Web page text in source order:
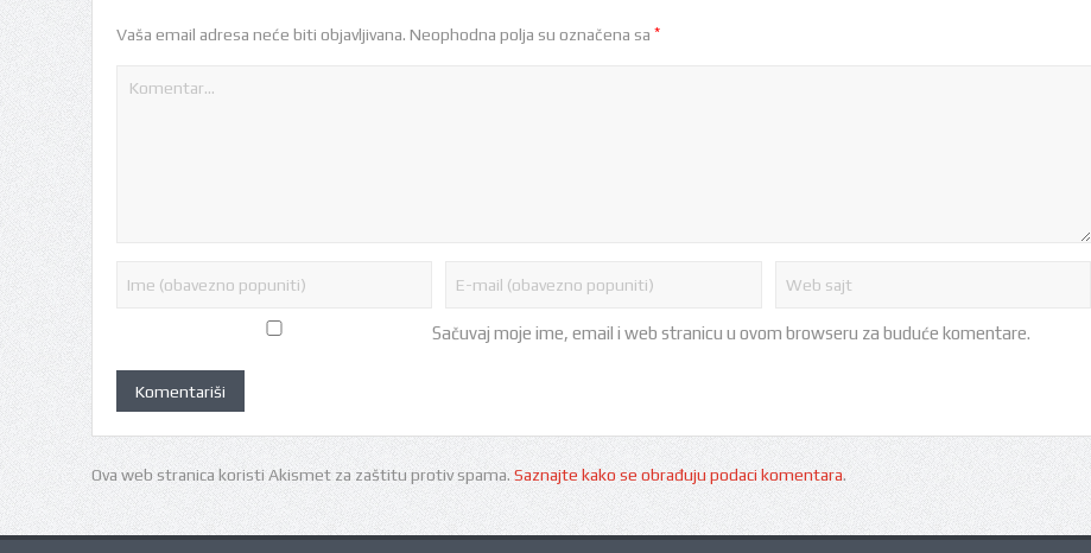
Vaša email adresa neće biti objavljivana. Neophodna polja su označena sa *
Sačuvaj moje ime, email i web stranicu u ovom browseru za buduće komentare.
Ova web stranica koristi Akismet za zaštitu protiv spama. Saznajte kako se obrađuju podaci komentara.